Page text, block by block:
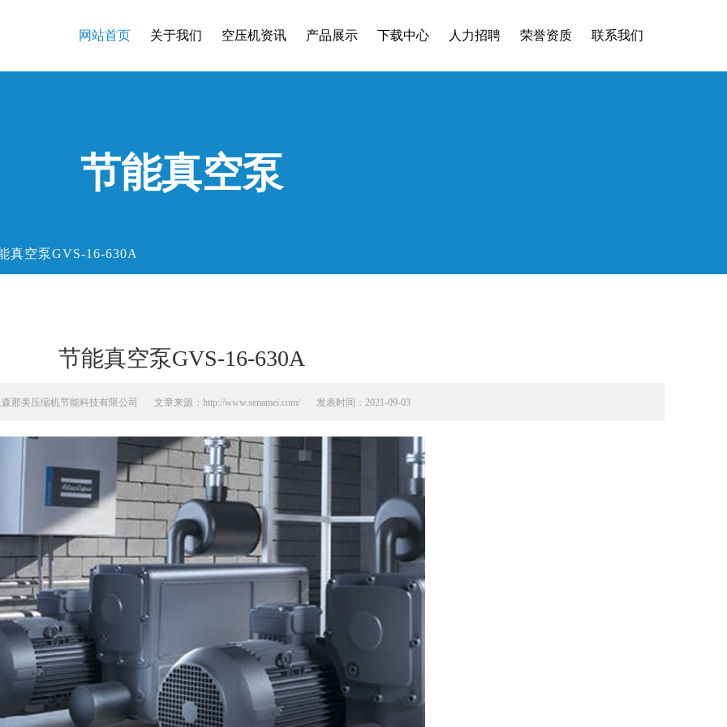
网站首页 关于我们 空压机资讯 产品展示 下载中心 人力招聘 荣誉资质 联系我们
节能真空泵
真空泵GVS-16-630A
节能真空泵GVS-16-630A
那美压缩机节能科技有限公司 文章来源：http://www.senamei.com/ 发表时间：2021-09-03